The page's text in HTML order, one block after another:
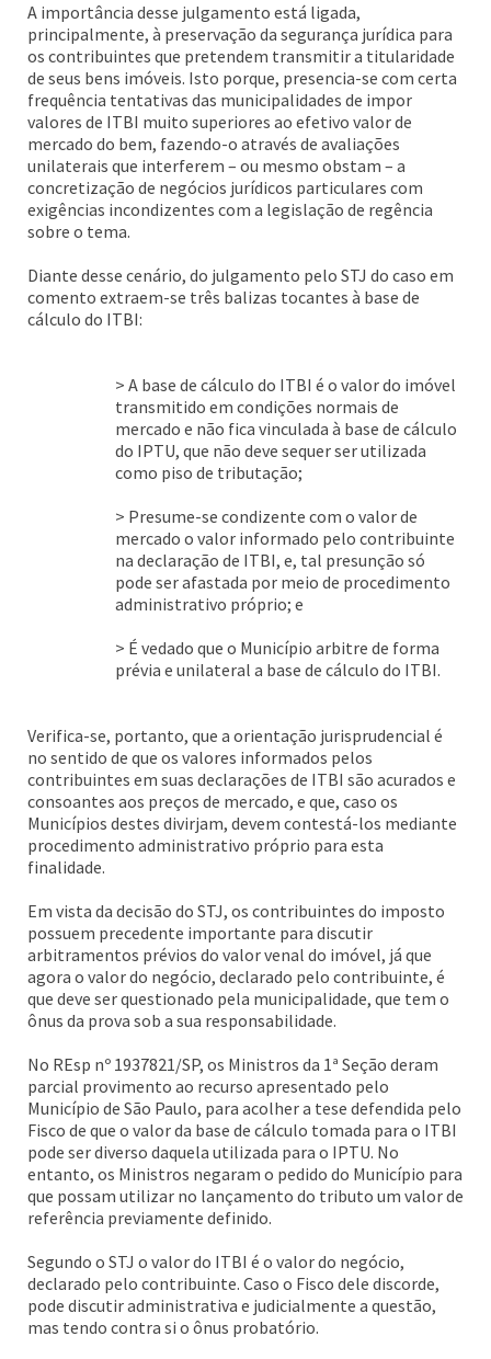
A importância desse julgamento está ligada,
principalmente, à preservação da segurança jurídica para
os contribuintes que pretendem transmitir a titularidade
de seus bens imóveis. Isto porque, presencia-se com certa
frequência tentativas das municipalidades de impor
valores de ITBI muito superiores ao efetivo valor de
mercado do bem, fazendo-o através de avaliações
unilaterais que interferem – ou mesmo obstam – a
concretização de negócios jurídicos particulares com
exigências incondizentes com a legislação de regência
sobre o tema.
Diante desse cenário, do julgamento pelo STJ do caso em
comento extraem-se três balizas tocantes à base de
cálculo do ITBI:
> A base de cálculo do ITBI é o valor do imóvel
transmitido em condições normais de
mercado e não fica vinculada à base de cálculo
do IPTU, que não deve sequer ser utilizada
como piso de tributação;
> Presume-se condizente com o valor de
mercado o valor informado pelo contribuinte
na declaração de ITBI, e, tal presunção só
pode ser afastada por meio de procedimento
administrativo próprio; e
> É vedado que o Município arbitre de forma
prévia e unilateral a base de cálculo do ITBI.
Verifica-se, portanto, que a orientação jurisprudencial é
no sentido de que os valores informados pelos
contribuintes em suas declarações de ITBI são acurados e
consoantes aos preços de mercado, e que, caso os
Municípios destes divirjam, devem contestá-los mediante
procedimento administrativo próprio para esta
finalidade.
Em vista da decisão do STJ, os contribuintes do imposto
possuem precedente importante para discutir
arbitramentos prévios do valor venal do imóvel, já que
agora o valor do negócio, declarado pelo contribuinte, é
que deve ser questionado pela municipalidade, que tem o
ônus da prova sob a sua responsabilidade.
No REsp nº 1937821/SP, os Ministros da 1ª Seção deram
parcial provimento ao recurso apresentado pelo
Município de São Paulo, para acolher a tese defendida pelo
Fisco de que o valor da base de cálculo tomada para o ITBI
pode ser diverso daquela utilizada para o IPTU. No
entanto, os Ministros negaram o pedido do Município para
que possam utilizar no lançamento do tributo um valor de
referência previamente definido.
Segundo o STJ o valor do ITBI é o valor do negócio,
declarado pelo contribuinte. Caso o Fisco dele discorde,
pode discutir administrativa e judicialmente a questão,
mas tendo contra si o ônus probatório.